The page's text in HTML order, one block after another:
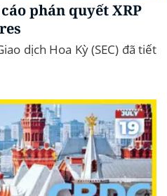
phán quyết XRP
dịch Hoa Kỳ (SEC) đã tiết